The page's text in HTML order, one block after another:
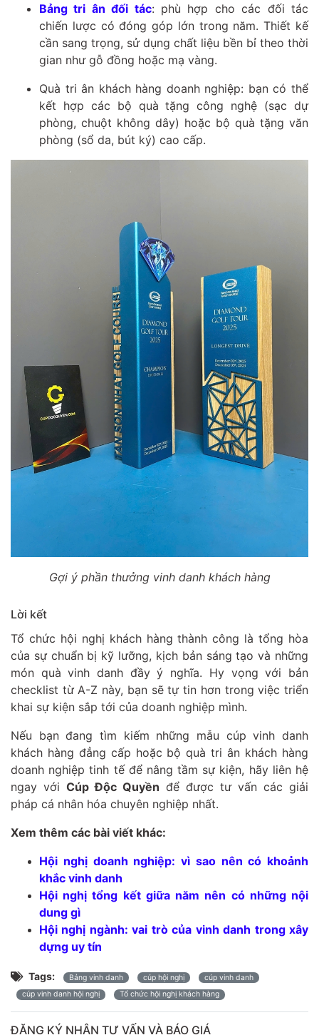
Bảng tri ân đối tác: phù hợp cho các đối tác
chiến lược có đóng góp lớn trong năm. Thiết kế
cần sang trọng, sử dụng chất liệu bền bỉ theo thời
gian như gỗ đồng hoặc mạ vàng.
Quà tri ân khách hàng doanh nghiệp: bạn có thể
kết hợp các bộ quà tặng công nghệ (sạc dự
phòng, chuột không dây) hoặc bộ quà tặng văn
phòng (sổ da, bút ký) cao cấp.
Gợi ý phần thưởng vinh danh khách hàng
Lời kết
Tổ chức hội nghị khách hàng thành công là tổng hòa
của sự chuẩn bị kỹ lưỡng, kịch bản sáng tạo và những
món quà vinh danh đầy ý nghĩa. Hy vọng với bản
checklist từ A-Z này, bạn sẽ tự tin hơn trong việc triển
khai sự kiện sắp tới của doanh nghiệp mình.
Nếu bạn đang tìm kiếm những mẫu cúp vinh danh
khách hàng đẳng cấp hoặc bộ quà tri ân khách hàng
doanh nghiệp tinh tế để nâng tầm sự kiện, hãy liên hệ
ngay với Cúp Độc Quyền để được tư vấn các giải
pháp cá nhân hóa chuyên nghiệp nhất.
Xem thêm các bài viết khác:
Hội nghị doanh nghiệp: vì sao nên có khoảnh
khắc vinh danh
Hội nghị tổng kết giữa năm nên có những nội
dung gì
Hội nghị ngành: vai trò của vinh danh trong xây
dựng uy tín
Tags: Bảng vinh danh cúp hội nghị
cúp vinh danh
cúp vinh danh hội nghị
Tổ chức hội nghị khách hàng
ĐĂNG KÝ NHẬN TƯ VẤN VÀ BÁO GIÁ